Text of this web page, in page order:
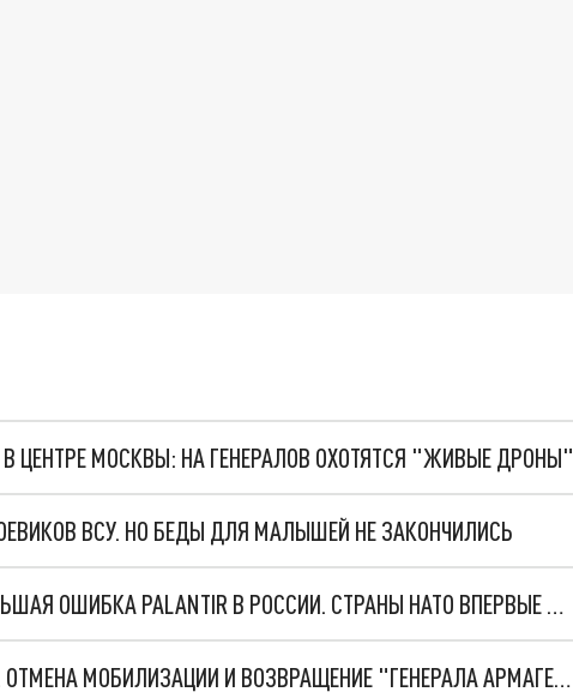
ЦЕНТРЕ МОСКВЫ: НА ГЕНЕРАЛОВ ОХОТЯТСЯ "ЖИВЫЕ ДРОНЫ"
ВСУ. НО БЕДЫ ДЛЯ МАЛЫШЕЙ НЕ ЗАКОНЧИЛИСЬ
"ОЧЕНЬ ПЛОХИЕ НОВОСТИ": БОЛЬШАЯ ОШИБКА PALANTIR В РОССИИ. СТРАНЫ НАТО ВПЕРВЫЕ ЗА СВО ОСТАНОВИЛИ ПОСТАВКИ ОРУЖИЯ. ВСУ ТЕРЯЮТ ПРИГРАНИЧЬЕ?
ТРИ ГЛАВНЫХ ИНСАЙДА ОБ СВО. ОТМЕНА МОБИЛИЗАЦИИ И ВОЗВРАЩЕНИЕ "ГЕНЕРАЛА АРМАГЕДДОНА"? ОТЛИЧНЫЕ НОВОСТИ, КОТОРЫЕ ЖДАЛИ ВСЕ